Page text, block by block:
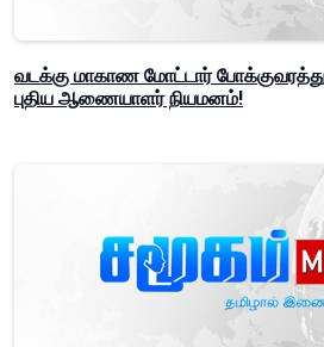
வடக்கு மாகாண மோட்டார்
புதிய ஆணையாளர் நியமனம்!